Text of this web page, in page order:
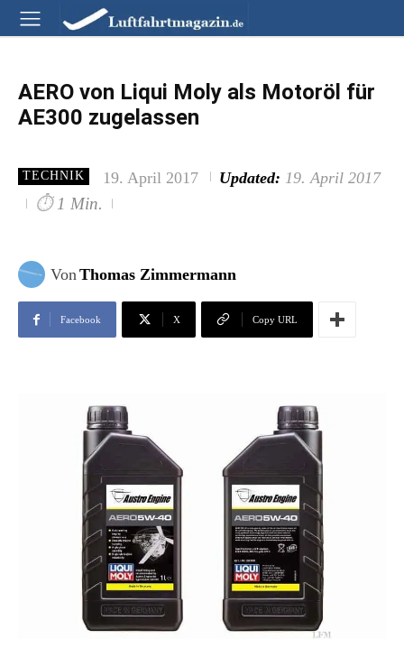
AERO von Liqui Moly als Motoröl für
AE300 zugelassen
TECHNIK 19. April 2017 Updated: 19. April 2017
⏱ 1 Min.
VonThomas Zimmermann
Facebook X Copy URL